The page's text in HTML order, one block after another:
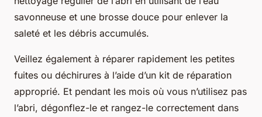
savonneuse et une brosse douce pour enlever la
saleté et les débris accumulés.
Veillez également à réparer rapidement les petites
fuites ou déchirures à l’aide d’un kit de réparation
approprié. Et pendant les mois où vous n’utilisez pas
l’abri, dégonflez-le et rangez-le correctement dans